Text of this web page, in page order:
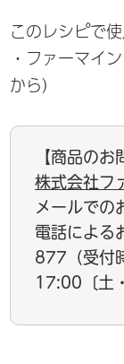
このレシピで
・ファーマイ
から）
【商品のお
株式会社フ
メールでの
電話による
877（受付
17:00〔土